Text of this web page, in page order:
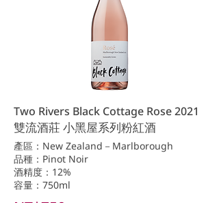
Two Rivers Black Cottage Rose 2021
雙流酒莊 小黑屋系列粉紅酒
產區：New Zealand－Marlborough
品種：Pinot Noir
酒精度：12%
容量：750ml